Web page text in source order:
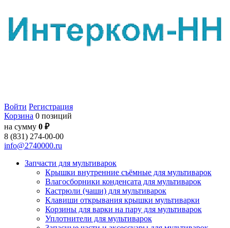
Войти Регистрация
Корзина 0 позиций
на сумму 0 ₽
8 (831) 274-00-00
info@2740000.ru
Запчасти для мультиварок
Крышки внутренние съёмные для мультиварок
Влагосборники конденсата для мультиварок
Кастрюли (чаши) для мультиварок
Клавиши открывания крышки мультиварки
Корзины для варки на пару для мультиварок
Уплотнители для мультиварок